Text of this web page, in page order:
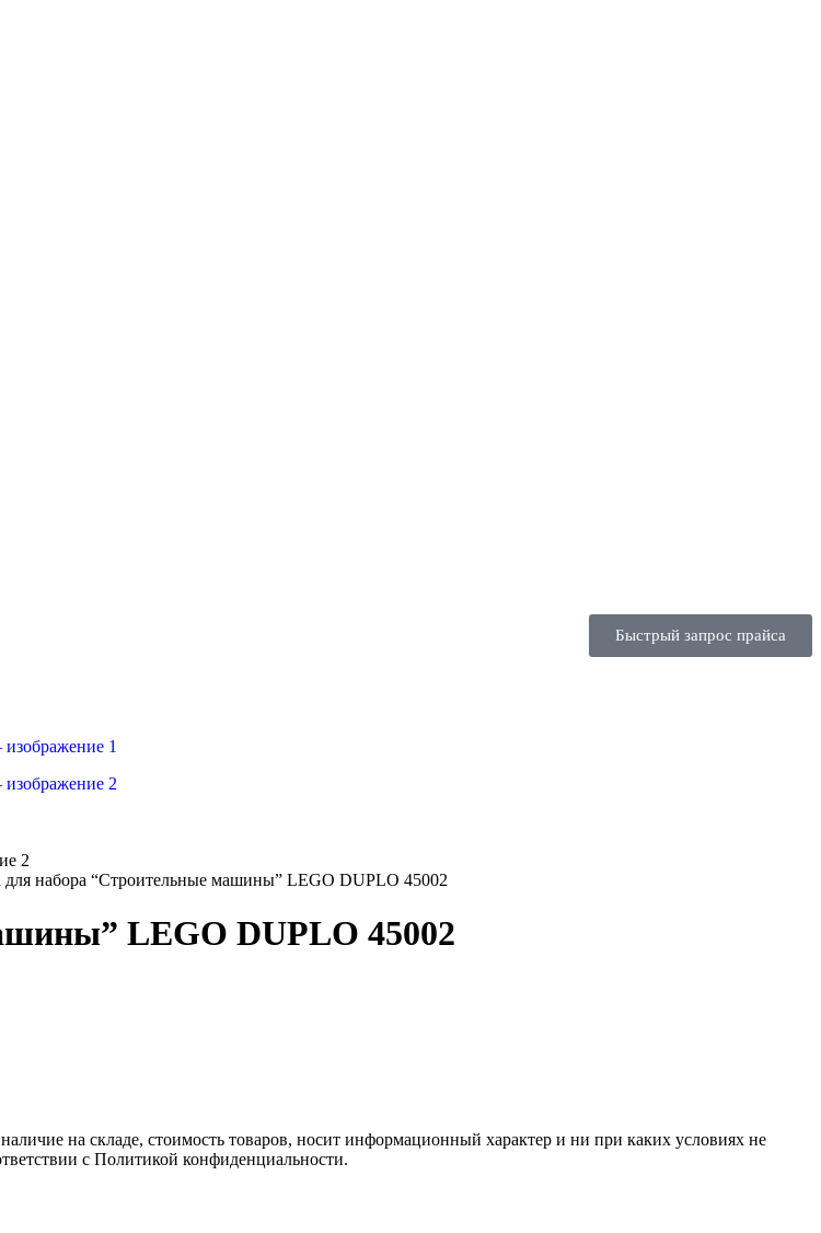
Быстрый запрос прайса
для набора “Строительные машины” LEGO DUPLO 45002
LEGO DUPLO 45002
на складе, стоимость товаров, носит информационный характер и ни при каких условиях не
с Политикой конфиденциальности.